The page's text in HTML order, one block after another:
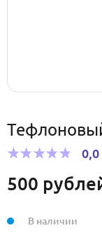
0,0
500
В наличии